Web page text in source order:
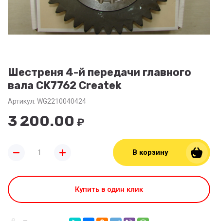
Шестреня 4-й передачи главного
вала CK7762 Createk
Артикул: WG2210040424
3 200.00 ₽
В корзину
Купить в один клик